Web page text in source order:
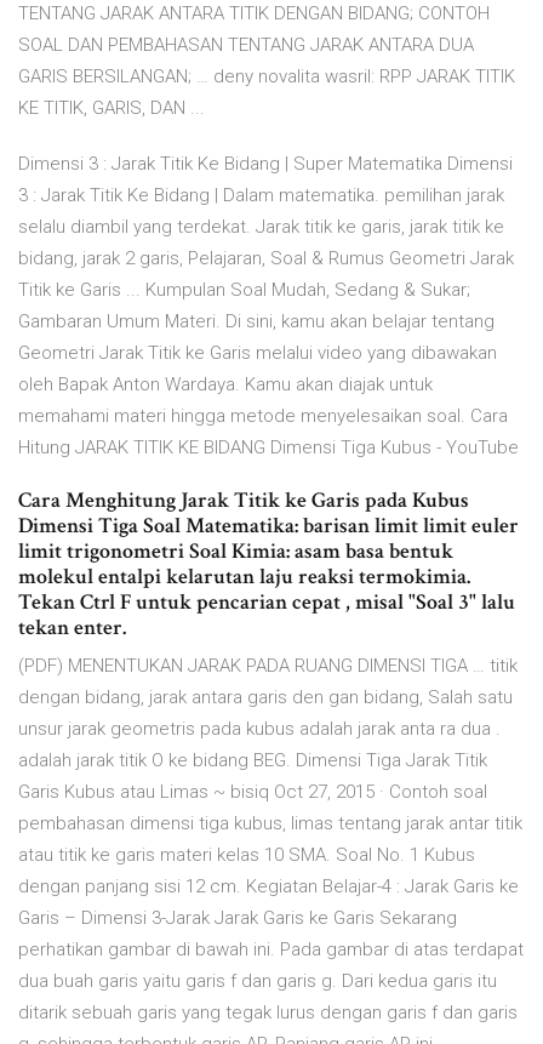
TENTANG JARAK ANTARA TITIK DENGAN BIDANG; CONTOH
SOAL DAN PEMBAHASAN TENTANG JARAK ANTARA DUA
GARIS BERSILANGAN; … deny novalita wasril: RPP JARAK TITIK
KE TITIK, GARIS, DAN ...
Dimensi 3 : Jarak Titik Ke Bidang | Super Matematika Dimensi
3 : Jarak Titik Ke Bidang | Dalam matematika. pemilihan jarak
selalu diambil yang terdekat. Jarak titik ke garis, jarak titik ke
bidang, jarak 2 garis, Pelajaran, Soal & Rumus Geometri Jarak
Titik ke Garis ... Kumpulan Soal Mudah, Sedang & Sukar;
Gambaran Umum Materi. Di sini, kamu akan belajar tentang
Geometri Jarak Titik ke Garis melalui video yang dibawakan
oleh Bapak Anton Wardaya. Kamu akan diajak untuk
memahami materi hingga metode menyelesaikan soal. Cara
Hitung JARAK TITIK KE BIDANG Dimensi Tiga Kubus - YouTube
Cara Menghitung Jarak Titik ke Garis pada Kubus
Dimensi Tiga Soal Matematika: barisan limit limit euler
limit trigonometri Soal Kimia: asam basa bentuk
molekul entalpi kelarutan laju reaksi termokimia.
Tekan Ctrl F untuk pencarian cepat , misal "Soal 3" lalu
tekan enter.
(PDF) MENENTUKAN JARAK PADA RUANG DIMENSI TIGA … titik
dengan bidang, jarak antara garis den gan bidang, Salah satu
unsur jarak geometris pada kubus adalah jarak anta ra dua .
adalah jarak titik O ke bidang BEG. Dimensi Tiga Jarak Titik
Garis Kubus atau Limas ~ bisiq Oct 27, 2015 · Contoh soal
pembahasan dimensi tiga kubus, limas tentang jarak antar titik
atau titik ke garis materi kelas 10 SMA. Soal No. 1 Kubus
dengan panjang sisi 12 cm. Kegiatan Belajar-4 : Jarak Garis ke
Garis – Dimensi 3-Jarak Jarak Garis ke Garis Sekarang
perhatikan gambar di bawah ini. Pada gambar di atas terdapat
dua buah garis yaitu garis f dan garis g. Dari kedua garis itu
ditarik sebuah garis yang tegak lurus dengan garis f dan garis